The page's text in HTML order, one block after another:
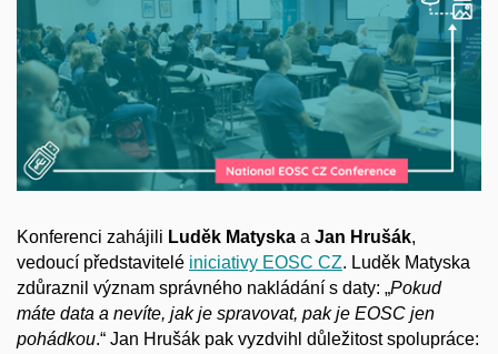
Konferenci zahájili Luděk Matyska a Jan Hrušák,
vedoucí představitelé iniciativy EOSC CZ. Luděk Matyska
zdůraznil význam správného nakládání s daty: „Pokud
máte data a nevíte, jak je spravovat, pak je EOSC jen
pohádkou.“ Jan Hrušák pak vyzdvihl důležitost spolupráce: